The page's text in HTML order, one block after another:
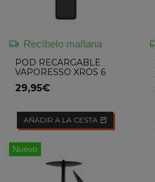
Recíbelo mañana
POD RECARGABLE
VAPORESSO XROS 6
29,95€
AÑADIR A LA CESTA
Nuevo